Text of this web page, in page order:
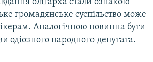
олігарха стали ознакою
громадянське суспільство може
Аналогічною повинна бути
одіозного народного депутата.